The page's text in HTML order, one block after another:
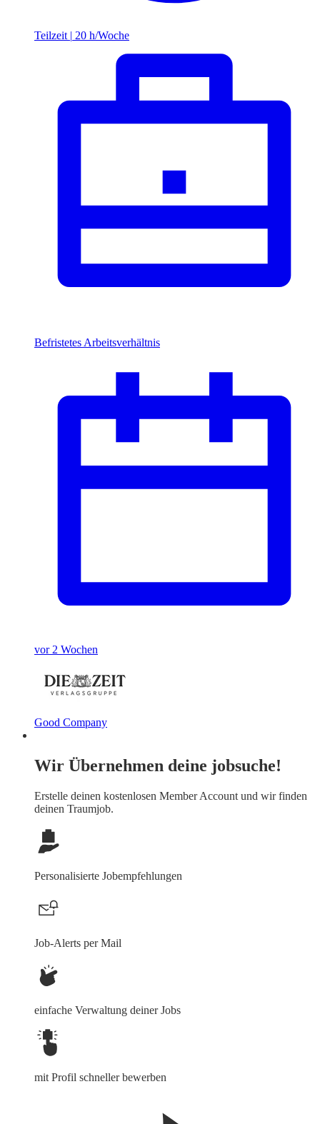
Teilzeit | 20 h/Woche
Befristetes Arbeitsverhältnis
vor 2 Wochen
Good Company
Wir Übernehmen deine jobsuche!
Erstelle deinen kostenlosen Member Account und wir finden
deinen Traumjob.
Personalisierte Jobempfehlungen
Job-Alerts per Mail
einfache Verwaltung deiner Jobs
mit Profil schneller bewerben